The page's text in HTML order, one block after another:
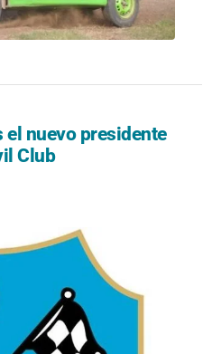
el nuevo presidente
Club